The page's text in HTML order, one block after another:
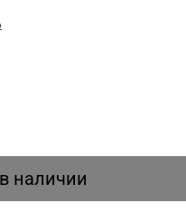
наличии